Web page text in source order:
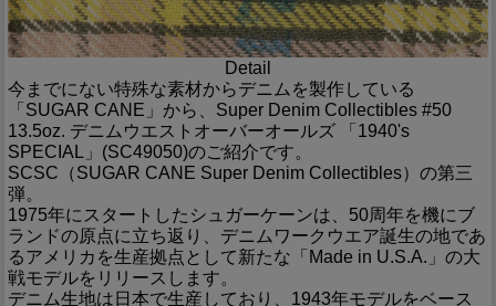
Detail
今までにない特殊な素材からデニムを製作している
「SUGAR CANE」から、Super Denim Collectibles #50
13.5oz. デニムウエストオーバーオールズ 「1940's
SPECIAL」(SC49050)のご紹介です。
SCSC（SUGAR CANE Super Denim Collectibles）の第三
弾。
1975年にスタートしたシュガーケーンは、50周年を機にブ
ランドの原点に立ち返り、デニムワークウエア誕生の地であ
るアメリカを生産拠点として新たな「Made in U.S.A.」の大
戦モデルをリリースします。
デニム生地は日本で生産しており、1943年モデルをベース